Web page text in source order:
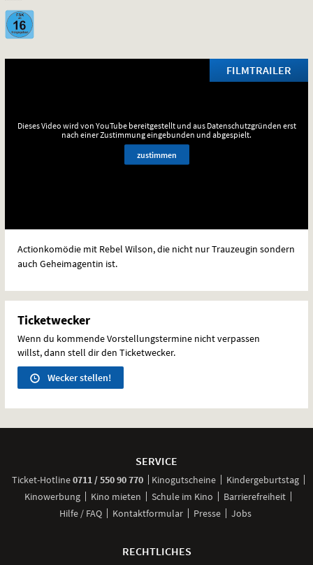
FILMTRAILER
Dieses Video wird von YouTube bereitgestellt und aus Datenschutzgründen erst
nach einer Zustimmung eingebunden und abgespielt.
zustimmen
Actionkomödie mit Rebel Wilson, die nicht nur Trauzeugin sondern
auch Geheimagentin ist.
Ticketwecker
Wenn du kommende Vorstellungstermine nicht verpassen
willst, dann stell dir den Ticketwecker.
Wecker stellen!
SERVICE
Ticket-Hotline0711 / 550 90 770anrufen
Kinogutscheine
Kindergeburtstag
Kinowerbung
Kino mieten Schule im Kino
Barrierefreiheit
Hilfe / FAQ
Kontaktformular Presse Jobs
RECHTLICHES